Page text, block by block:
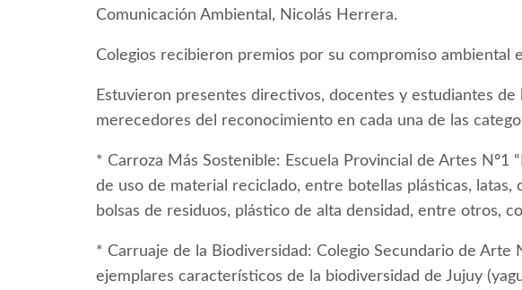
Comunicación Ambiental, Nicolás Herrera.
Colegios recibieron premios por su compromiso ambiental
Estuvieron presentes directivos, docentes y estudiantes de
merecedores del reconocimiento en cada una de las
* Carroza Más Sostenible: Escuela Provincial de Artes Nº1
de uso de material reciclado, entre botellas plásticas, latas,
bolsas de residuos, plástico de alta densidad, entre otros,
* Carruaje de la Biodiversidad: Colegio Secundario de Arte
ejemplares característicos de la biodiversidad de Jujuy